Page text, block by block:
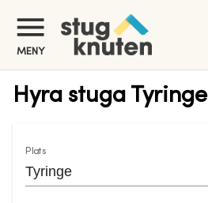
MENY
Hyra stuga Tyringe
Plats